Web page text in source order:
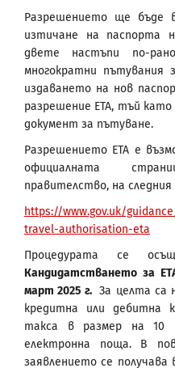
Разрешението ще бъде
изтичане на паспорта
двете настъпи по-
многократни пътувания
издаването на нов
разрешение ЕТА, тъй
документ за пътуване.
Разрешението ЕТА е
официалната
правителство, на
https://www.gov.uk/
travel-authorisation-eta
Процедурата се
Кандидатстването за
март 2025 г. За целта са
кредитна или дебитна
такса в размер на 10
електронна поща. В
заявлението се